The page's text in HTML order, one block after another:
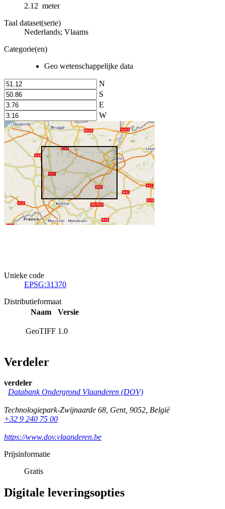
2.12 meter
Taal dataset(serie)
Nederlands; Vlaams
Categorie(en)
Geo wetenschappelijke data
N
S
E
W
Unieke code
EPSG:31370
Distributieformaat
Naam
Versie
GeoTIFF 1.0
Verdeler
verdeler
Databank Ondergrond Vlaanderen (DOV)
Technologiepark-Zwijnaarde 68, Gent, 9052, België
+32 9 240 75 00
https://www.dov.vlaanderen.be
Prijsinformatie
Gratis
Digitale leveringsopties